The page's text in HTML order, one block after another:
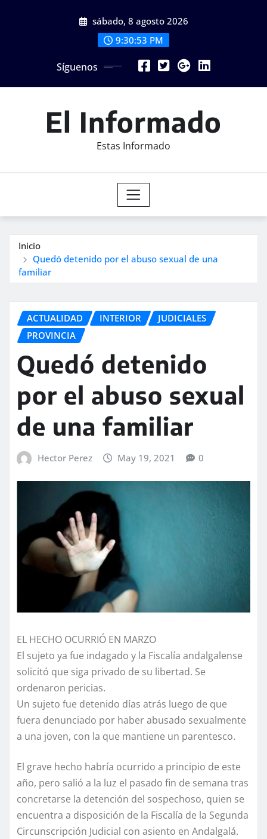
sábado, 8 agosto 2026
9:30:55 PM
Síguenos
El Informado
Estas Informado
Inicio
Quedó detenido por el abuso sexual de una
familiar
ACTUALIDAD INTERIOR
JUDICIALES
PROVINCIA
Quedó detenido
por el abuso sexual
de una familiar
Hector Perez May 19, 2021 0
EL HECHO OCURRIÓ EN MARZO
El sujeto ya fue indagado y la Fiscalía andalgalense
solicitó que siga privado de su libertad. Se
ordenaron pericias.
Un sujeto fue detenido días atrás luego de que
fuera denunciado por haber abusado sexualmente
a una joven, con la que mantiene un parentesco.
El grave hecho habría ocurrido a principio de este
año, pero salió a la luz el pasado fin de semana tras
concretarse la detención del sospechoso, quien se
encuentra a disposición de la Fiscalía de la Segunda
Circunscripción Judicial con asiento en Andalgalá.